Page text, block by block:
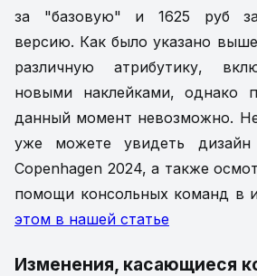
за "базовую" и 1625 руб
версию. Как было указано
различную атрибутику,
новыми наклейками, однако
данный момент невозможно.
уже можете увидеть дизайн
Copenhagen 2024, а также
помощи консольных команд в
этом в нашей статье
Изменения, касающиеся